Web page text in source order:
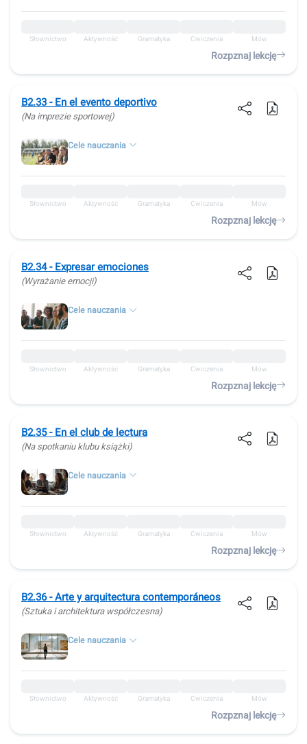
Słownictwo Aktywność Gramatyka Ćwiczenia Mów
Rozpznaj lekcję
B2.33 - En el evento deportivo
(Na imprezie sportowej)
Cele nauczania
Słownictwo Aktywność Gramatyka Ćwiczenia Mów
Rozpznaj lekcję
B2.34 - Expresar emociones
(Wyrażanie emocji)
Cele nauczania
Słownictwo Aktywność Gramatyka Ćwiczenia Mów
Rozpznaj lekcję
B2.35 - En el club de lectura
(Na spotkaniu klubu książki)
Cele nauczania
Słownictwo Aktywność Gramatyka Ćwiczenia Mów
Rozpznaj lekcję
B2.36 - Arte y arquitectura contemporáneos
(Sztuka i architektura współczesna)
Cele nauczania
Słownictwo Aktywność Gramatyka Ćwiczenia Mów
Rozpznaj lekcję